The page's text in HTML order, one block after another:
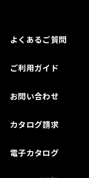
よくあるご質問
ご利用ガイド
お問い合わせ
カタログ請求
電子カタログ